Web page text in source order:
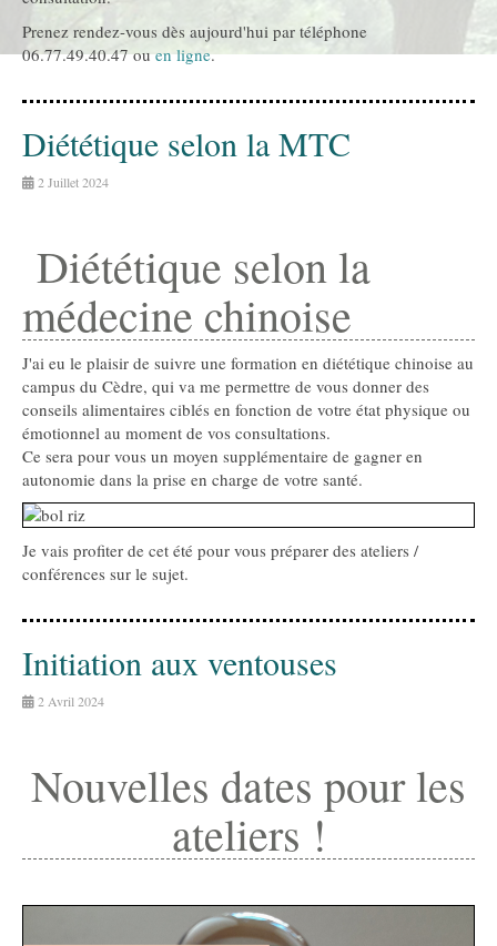
Prenez rendez-vous dès aujourd'hui par téléphone
06.77.49.40.47 ouen ligne.
Diététique selon la MTC
2 Juillet 2024
Diététique selon la
médecine chinoise
J'ai eu le plaisir de suivre une formation en diététique chinoise au
campus du Cèdre, qui va me permettre de vous donner des
conseils alimentaires ciblés en fonction de votre état physique ou
émotionnel au moment de vos consultations.
Ce sera pour vous un moyen supplémentaire de gagner en
autonomie dans la prise en charge de votre santé.
Je vais profiter de cet été pour vous préparer des ateliers /
conférences sur le sujet.
Initiation aux ventouses
2 Avril 2024
Nouvelles dates pour les
ateliers !